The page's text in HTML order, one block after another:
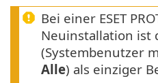
Bei einer ESET
Neuinstallation ist
(Systembenutzer
Alle) als einziger